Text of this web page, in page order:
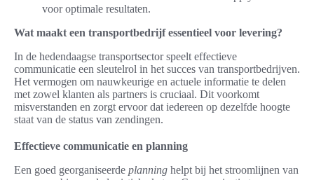
voor optimale resultaten.
Wat maakt een transportbedrijf essentieel voor levering?
In de hedendaagse transportsector speelt effectieve
communicatie een sleutelrol in het succes van transportbedrijven.
Het vermogen om nauwkeurige en actuele informatie te delen
met zowel klanten als partners is cruciaal. Dit voorkomt
misverstanden en zorgt ervoor dat iedereen op dezelfde hoogte
staat van de status van zendingen.
Effectieve communicatie en planning
Een goed georganiseerde planning helpt bij het stroomlijnen van